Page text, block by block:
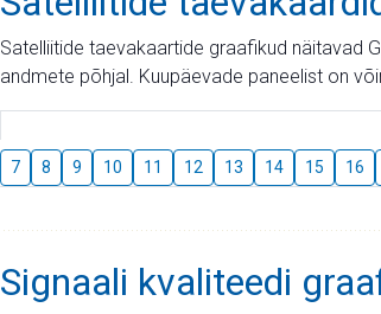
Satelliitide taevakaartide graafikud näitavad
andmete põhjal. Kuupäevade paneelist on
7 8 9 10 11 12 13 14 15 16
Signaali kvaliteedi